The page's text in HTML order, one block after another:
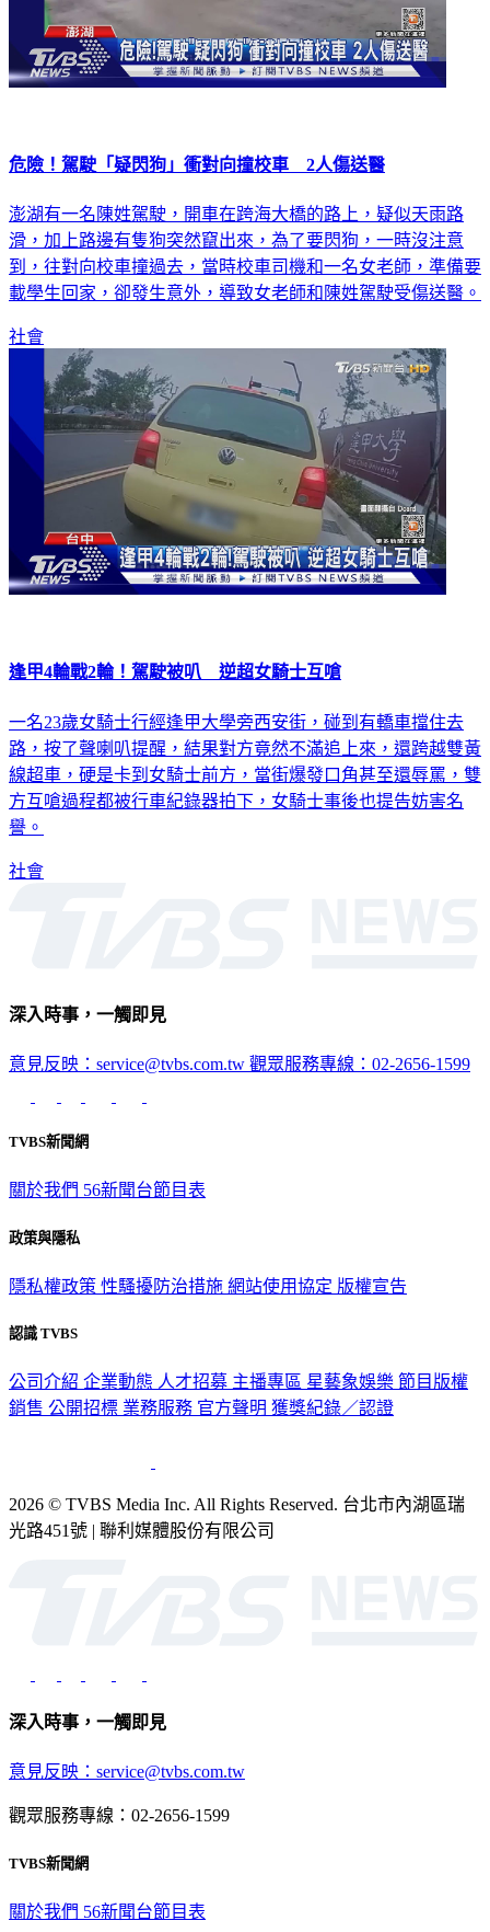
危險！駕駛「疑閃狗」衝對向撞校車 2人傷送醫
澎湖有一名陳姓駕駛，開車在跨海大橋的路上，疑似天雨路
滑，加上路邊有隻狗突然竄出來，為了要閃狗，一時沒注意
到，往對向校車撞過去，當時校車司機和一名女老師，準備要
載學生回家，卻發生意外，導致女老師和陳姓駕駛受傷送醫。
社會
逢甲4輪戰2輪！駕駛被叭 逆超女騎士互嗆
一名23歲女騎士行經逢甲大學旁西安街，碰到有轎車擋住去
路，按了聲喇叭提醒，結果對方竟然不滿追上來，還跨越雙黃
線超車，硬是卡到女騎士前方，當街爆發口角甚至還辱罵，雙
方互嗆過程都被行車紀錄器拍下，女騎士事後也提告妨害名
譽。
社會
深入時事，一觸即見
意見反映：service@tvbs.com.tw 觀眾服務專線：02-2656-1599
TVBS新聞網
關於我們 56新聞台節目表
政策與隱私
隱私權政策 性騷擾防治措施 網站使用協定 版權宣告
認識 TVBS
公司介紹 企業動態 人才招募 主播專區 星藝象娛樂 節目版權
銷售 公開招標 業務服務 官方聲明 獲獎紀錄／認證
2026 © TVBS Media Inc. All Rights Reserved. 台北市內湖區瑞
光路451號 | 聯利媒體股份有限公司
深入時事，一觸即見
意見反映：service@tvbs.com.tw
觀眾服務專線：02-2656-1599
TVBS新聞網
關於我們 56新聞台節目表